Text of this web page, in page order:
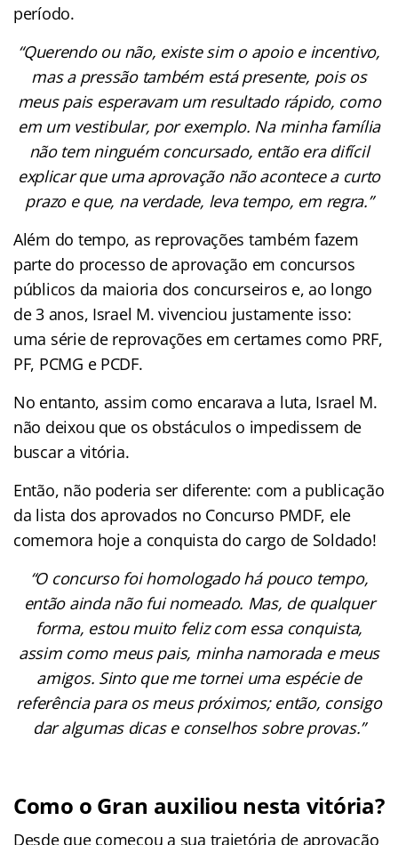
período.
“Querendo ou não, existe sim o apoio e incentivo,
mas a pressão também está presente, pois os
meus pais esperavam um resultado rápido, como
em um vestibular, por exemplo. Na minha família
não tem ninguém concursado, então era difícil
explicar que uma aprovação não acontece a curto
prazo e que, na verdade, leva tempo, em regra.”
Além do tempo, as reprovações também fazem
parte do processo de aprovação em concursos
públicos da maioria dos concurseiros e, ao longo
de 3 anos, Israel M. vivenciou justamente isso:
uma série de reprovações em certames como PRF,
PF, PCMG e PCDF.
No entanto, assim como encarava a luta, Israel M.
não deixou que os obstáculos o impedissem de
buscar a vitória.
Então, não poderia ser diferente: com a publicação
da lista dos aprovados no Concurso PMDF, ele
comemora hoje a conquista do cargo de Soldado!
“O concurso foi homologado há pouco tempo,
então ainda não fui nomeado. Mas, de qualquer
forma, estou muito feliz com essa conquista,
assim como meus pais, minha namorada e meus
amigos. Sinto que me tornei uma espécie de
referência para os meus próximos; então, consigo
dar algumas dicas e conselhos sobre provas.”
Como o Gran auxiliou nesta vitória?
Desde que começou a sua trajetória de aprovação